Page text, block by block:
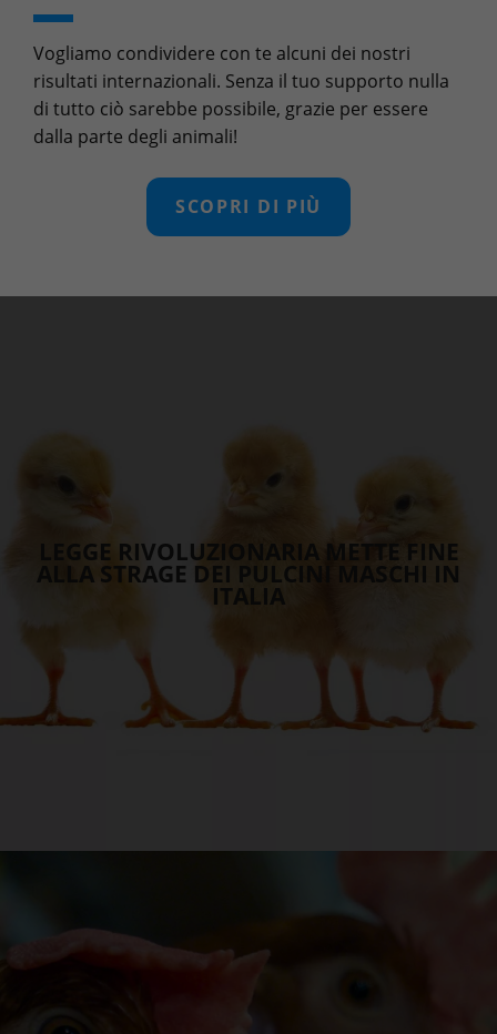
Vogliamo condividere con te alcuni dei nostri
risultati internazionali. Senza il tuo supporto nulla
di tutto ciò sarebbe possibile, grazie per essere
dalla parte degli animali!
SCOPRI DI PIÙ
LEGGE RIVOLUZIONARIA METTE FINE
ALLA STRAGE DEI PULCINI MASCHI IN
ITALIA